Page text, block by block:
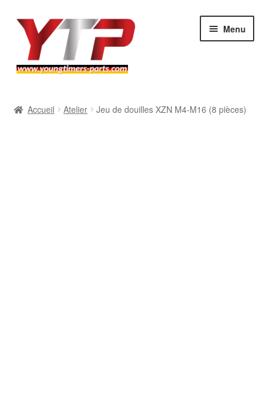
Aller
navigation
Aller
contenu
Menu
Accueil Atelier Jeu de douilles XZN M4-M16 (8 pièces)